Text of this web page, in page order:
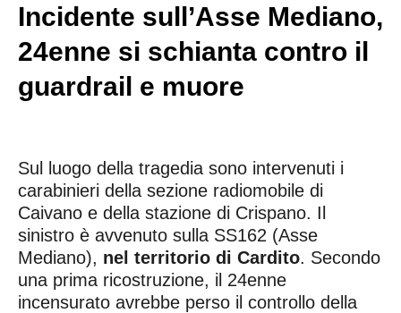
Incidente sull’Asse Mediano,
24enne si schianta contro il
guardrail e muore
Sul luogo della tragedia sono intervenuti i
carabinieri della sezione radiomobile di
Caivano e della stazione di Crispano. Il
sinistro è avvenuto sulla SS162 (Asse
Mediano), nel territorio di Cardito. Secondo
una prima ricostruzione, il 24enne
incensurato avrebbe perso il controllo della